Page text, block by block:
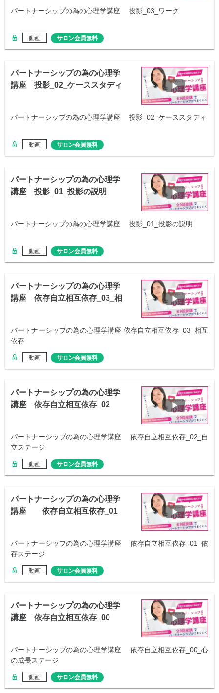
パートナーシップの為の心理学講座 投影_03_ワーク
動画 サロン会員無料
パートナーシップの為の心理学
講座 投影_02_ケーススタディ
パートナーシップの為の心理学講座 投影_02_ケーススタディ
動画 サロン会員無料
パートナーシップの為の心理学
講座 投影_01_投影の説明
パートナーシップの為の心理学講座 投影_01_投影の説明
動画 サロン会員無料
パートナーシップの為の心理学
講座 依存自立相互依存_03_相
パートナーシップの為の心理学講座 依存自立相互依存_03_相互
依存
動画 サロン会員無料
パートナーシップの為の心理学
講座 依存自立相互依存_02
パートナーシップの為の心理学講座 依存自立相互依存_02_自
立ステージ
動画 サロン会員無料
パートナーシップの為の心理学
講座 依存自立相互依存_01
パートナーシップの為の心理学講座 依存自立相互依存_01_依
存ステージ
動画 サロン会員無料
パートナーシップの為の心理学
講座 依存自立相互依存_00
パートナーシップの為の心理学講座 依存自立相互依存_00_心
の成長ステージ
動画 サロン会員無料